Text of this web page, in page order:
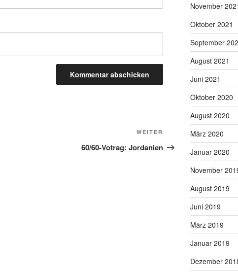
Nächster
Beitrag
WEITER
60/60-Votrag: Jordanien
November
Oktober 2021
September
August 2021
Juni 2021
Oktober 2020
August 2020
März 2020
Januar 2020
November
August 2019
Juni 2019
März 2019
Januar 2019
Dezember